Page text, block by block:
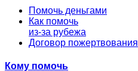
Помочь деньгами
Как помочь
из-за рубежа
Договор пожертвования
Кому помочь